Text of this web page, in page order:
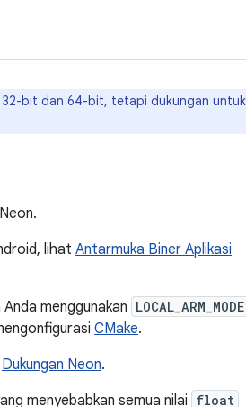
32-bit dan 64-bit, tetapi dukungan untuk
lihat Antarmuka Biner Aplikasi
menggunakan LOCAL_ARM_MODE
CMake.
Dukungan Neon.
menyebabkan semua nilai float